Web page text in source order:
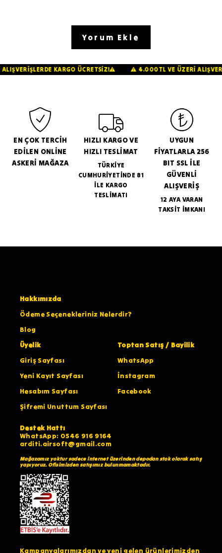
Yorum Ekle
KARGO ÜCRETSİZ!⚠️ ⚠️ 4.000TL VE ÜZERİ
EN ÇOK TERCİH
EDİLEN ONLİNE
ASKERİ MAĞAZA
HIZLI KARGO VE
HIZLI TESLİMAT
TÜRKİYE
CUMHURİYETİNDE 81
İLE KARGO
TESLİMATI
UYGUN
FİYATLARLA 256
BIT SSL İLE
GÜVENLİ
ALIŞVERİŞ
12 AYA VARAN
TAKSİT İMKANI
Hakkımızda
Ödeme Seçenekleriniz Nelerdir?
Blog
Üyelik
Giriş Sayfası
Yeni Kayıt Sayfası
Hesabım Sayfası
Şifremi Unuttum Sayfası
Toptan Satış / Bayilik
WhatsApp
İnstagram
Facebook
Destek Hattı
WhatsApp: 0546 916 9164
arditi.airsoft@gmail.com
Mağazamız yoktur sadece internet üzerinden depodan stok olarak satış
yapıyoruz. Ofisimizden satışımız bulunmamaktadır.
Kampanyalarımızdan ve yeni gelen ürünlerimizden